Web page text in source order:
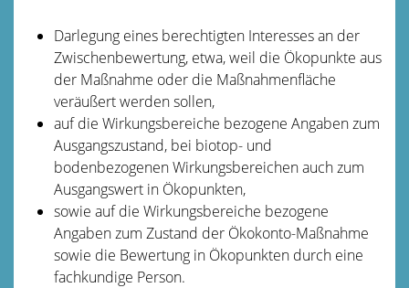
Darlegung eines berechtigten Interesses an der
Zwischenbewertung, etwa, weil die Ökopunkte aus
der Maßnahme oder die Maßnahmenfläche
veräußert werden sollen,
auf die Wirkungsbereiche bezogene Angaben zum
Ausgangszustand, bei biotop- und
bodenbezogenen Wirkungsbereichen auch zum
Ausgangswert in Ökopunkten,
sowie auf die Wirkungsbereiche bezogene
Angaben zum Zustand der Ökokonto-Maßnahme
sowie die Bewertung in Ökopunkten durch eine
fachkundige Person.